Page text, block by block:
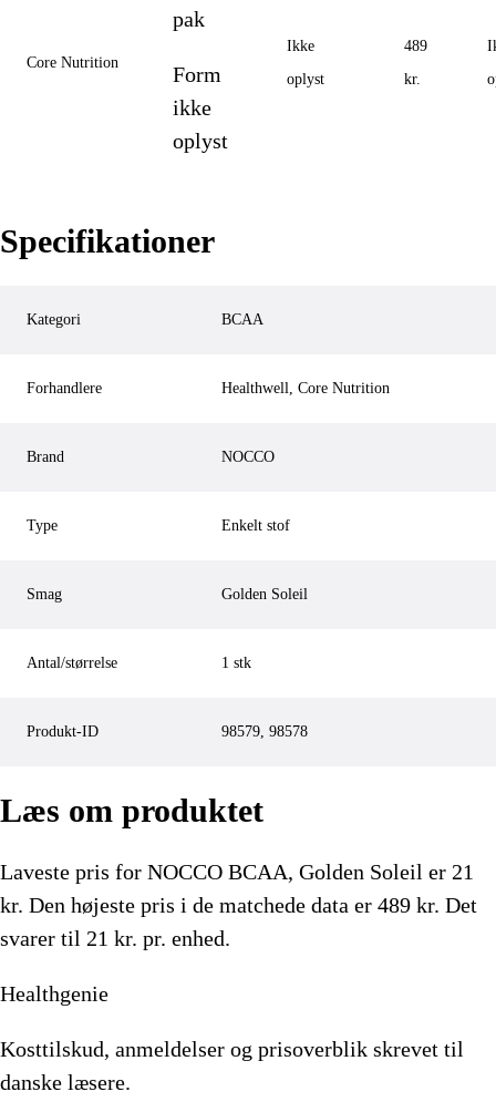
Core Nutrition
pak
Form
ikke
oplyst
Ikke
oplyst
489
kr.
Specifikationer
Kategori BCAA
Forhandlere Healthwell, Core Nutrition
Brand NOCCO
Type Enkelt stof
Smag Golden Soleil
Antal/størrelse 1 stk
Produkt-ID 98579, 98578
Læs om produktet
Laveste pris for NOCCO BCAA, Golden Soleil er 21
kr. Den højeste pris i de matchede data er 489 kr. Det
svarer til 21 kr. pr. enhed.
Healthgenie
Kosttilskud, anmeldelser og prisoverblik skrevet til
danske læsere.